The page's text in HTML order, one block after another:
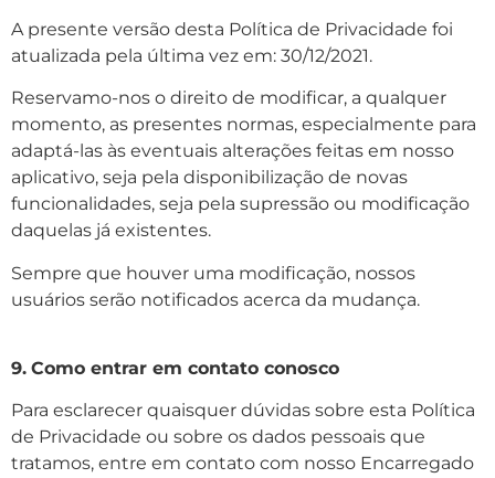
A presente versão desta Política de Privacidade foi
atualizada pela última vez em: 30/12/2021.
Reservamo-nos o direito de modificar, a qualquer
momento, as presentes normas, especialmente para
adaptá-las às eventuais alterações feitas em nosso
aplicativo, seja pela disponibilização de novas
funcionalidades, seja pela supressão ou modificação
daquelas já existentes.
Sempre que houver uma modificação, nossos
usuários serão notificados acerca da mudança.
9. Como entrar em contato conosco
Para esclarecer quaisquer dúvidas sobre esta Política
de Privacidade ou sobre os dados pessoais que
tratamos, entre em contato com nosso Encarregado